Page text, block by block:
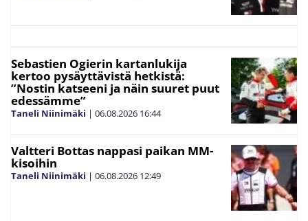
Sebastien Ogierin kartanlukija
kertoo pysäyttävistä hetkistä:
”Nostin katseeni ja näin suuret puut
edessämme”
Taneli Niinimäki | 06.08.2026 16:44
Valtteri Bottas nappasi paikan MM-
kisoihin
Taneli Niinimäki | 06.08.2026 12:49